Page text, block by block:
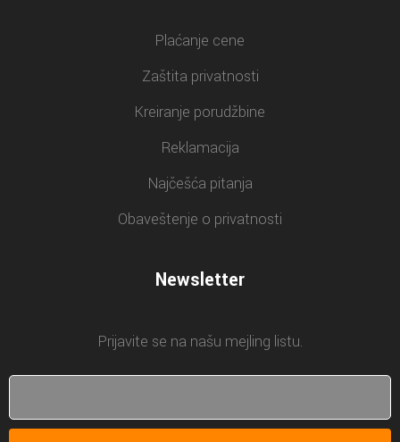
Plaćanje cene
Zaštita privatnosti
Kreiranje porudžbine
Reklamacija
Najčešća pitanja
Obaveštenje o privatnosti
Newsletter
Prijavite se na našu mejling listu.